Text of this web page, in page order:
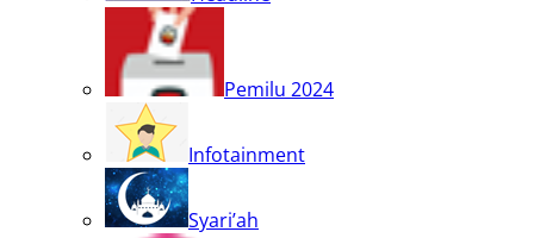
Pemilu 2024
Infotainment
Syari’ah